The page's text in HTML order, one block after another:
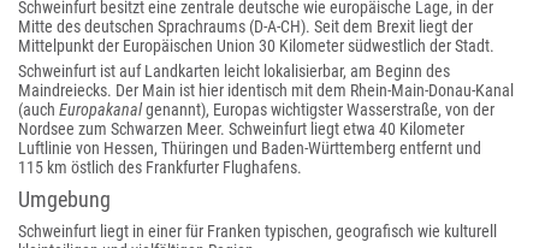
Schweinfurt besitzt eine zentrale deutsche wie europäische Lage, in der
Mitte des deutschen Sprachraums (D-A-CH). Seit dem Brexit liegt der
Mittelpunkt der Europäischen Union 30 Kilometer südwestlich der Stadt.
Schweinfurt ist auf Landkarten leicht lokalisierbar, am Beginn des
Maindreiecks. Der Main ist hier identisch mit dem Rhein-Main-Donau-Kanal
(auch Europakanalgenannt), Europas wichtigster Wasserstraße, von der
Nordsee zum Schwarzen Meer. Schweinfurt liegt etwa 40 Kilometer
Luftlinie von Hessen, Thüringen und Baden-Württemberg entfernt und
115 km östlich des Frankfurter Flughafens.
Umgebung
Schweinfurt liegt in einer für Franken typischen, geografisch wie kulturell